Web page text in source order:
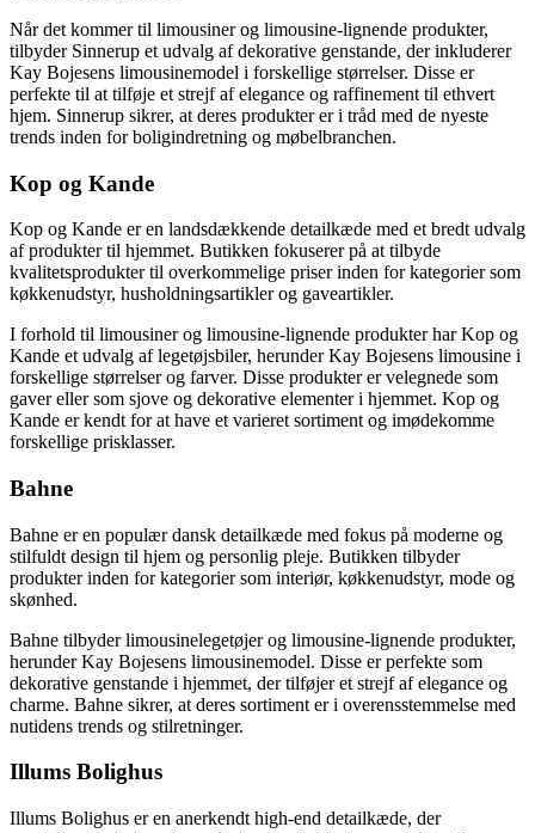
Når det kommer til limousiner og limousine-lignende produkter,
tilbyder Sinnerup et udvalg af dekorative genstande, der inkluderer
Kay Bojesens limousinemodel i forskellige størrelser. Disse er
perfekte til at tilføje et strejf af elegance og raffinement til ethvert
hjem. Sinnerup sikrer, at deres produkter er i tråd med de nyeste
trends inden for boligindretning og møbelbranchen.
Kop og Kande
Kop og Kande er en landsdækkende detailkæde med et bredt udvalg
af produkter til hjemmet. Butikken fokuserer på at tilbyde
kvalitetsprodukter til overkommelige priser inden for kategorier som
køkkenudstyr, husholdningsartikler og gaveartikler.
I forhold til limousiner og limousine-lignende produkter har Kop og
Kande et udvalg af legetøjsbiler, herunder Kay Bojesens limousine i
forskellige størrelser og farver. Disse produkter er velegnede som
gaver eller som sjove og dekorative elementer i hjemmet. Kop og
Kande er kendt for at have et varieret sortiment og imødekomme
forskellige prisklasser.
Bahne
Bahne er en populær dansk detailkæde med fokus på moderne og
stilfuldt design til hjem og personlig pleje. Butikken tilbyder
produkter inden for kategorier som interiør, køkkenudstyr, mode og
skønhed.
Bahne tilbyder limousinelegetøjer og limousine-lignende produkter,
herunder Kay Bojesens limousinemodel. Disse er perfekte som
dekorative genstande i hjemmet, der tilføjer et strejf af elegance og
charme. Bahne sikrer, at deres sortiment er i overensstemmelse med
nutidens trends og stilretninger.
Illums Bolighus
Illums Bolighus er en anerkendt high-end detailkæde, der